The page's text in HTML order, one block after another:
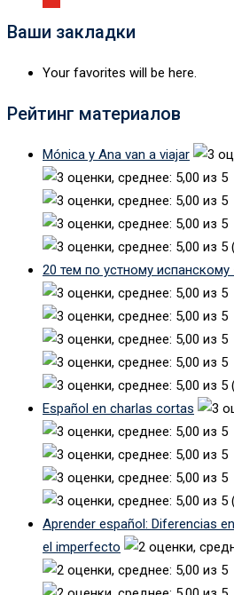
Ваши закладки
Your favorites will be here.
Рейтинг материалов
Mónica y Ana van a viajar
20 тем по устному
Español en charlas cortas
Aprender español: Diferencias
el imperfecto